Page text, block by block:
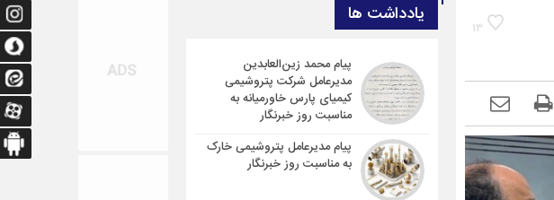
13 یادداشت ها
پیام محمد زین‌العابدین
مدیرعامل شرکت پتروشیمی
کیمیای پارس خاورمیانه به
مناسبت روز خبرنگار
پیام مدیرعامل پتروشیمی خارک
به مناسبت روز خبرنگار